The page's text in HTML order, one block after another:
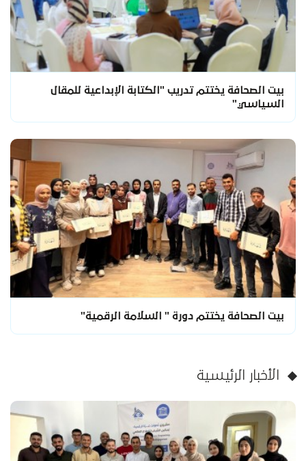
بيت الصحافة يختتم تدريب "الكتابة الإبداعية للمقال
السياسي"
بيت الصحافة يختتم دورة " السلامة الرقمية"
الأخبار الرئيسية